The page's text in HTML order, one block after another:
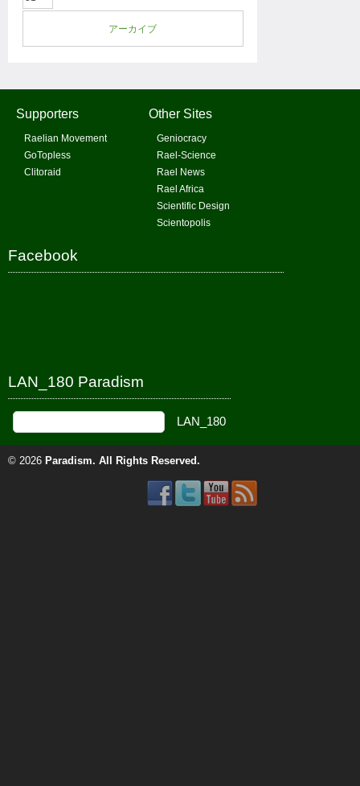
アーカイブ
Supporters
Raelian Movement
GoTopless
Clitoraid
Other Sites
Geniocracy
Rael-Science
Rael News
Rael Africa
Scientific Design
Scientopolis
Facebook
LAN_180 Paradism
© 2026 Paradism. All Rights Reserved.